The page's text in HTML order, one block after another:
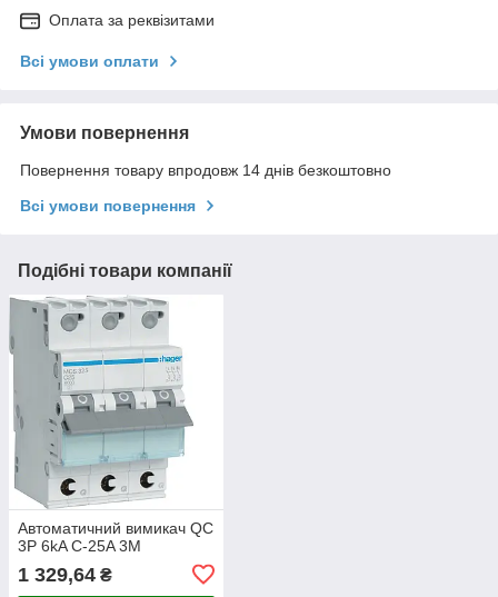
Оплата за реквізитами
Всі умови оплати
Умови повернення
Повернення товару впродовж 14 днів безкоштовно
Всі умови повернення
Подібні товари компанії
Автоматичний вимикач QC
3P 6kA C-25A 3M
1 329,64 ₴